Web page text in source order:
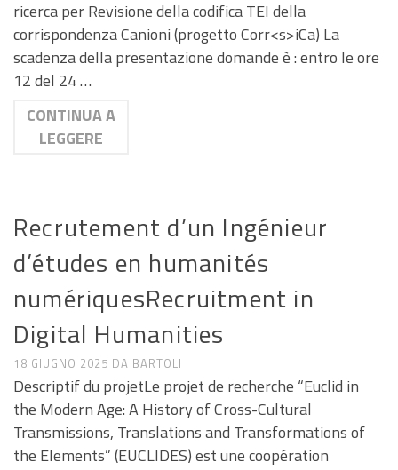
ricerca per Revisione della codifica TEI della
corrispondenza Canioni (progetto Corr<s>iCa) La
scadenza della presentazione domande è : entro le ore
12 del 24 …
CONTINUA A
LEGGERE
Recrutement d’un Ingénieur
d’études en humanités
numériquesRecruitment in
Digital Humanities
18 GIUGNO 2025 DA BARTOLI
Descriptif du projetLe projet de recherche “Euclid in
the Modern Age: A History of Cross-Cultural
Transmissions, Translations and Transformations of
the Elements” (EUCLIDES) est une coopération